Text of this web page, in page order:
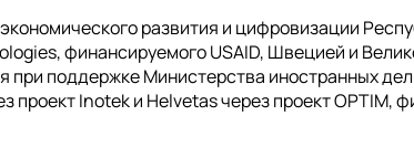
развития и цифровизации
финансируемого USAID, Швецией и
при поддержке Министерства иностранных
Inotek и Helvetas через проект OPTIM,